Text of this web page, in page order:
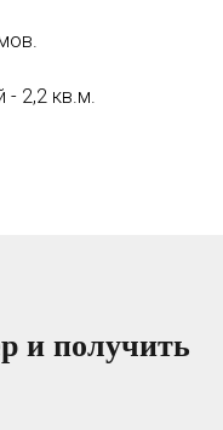
- 2,2 кв.м.
и получить